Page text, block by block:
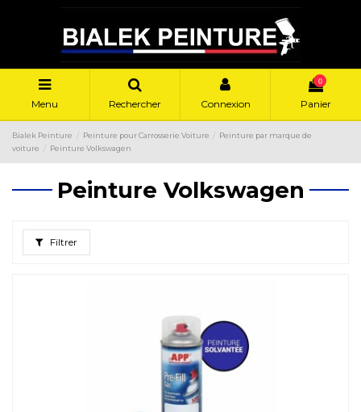
Menu Rechercher Connexion
0
Panier
Bialek Peinture Peinture pour Carrosserie Voiture
Peinture par marque de
voiture
Peinture Volkswagen
Peinture Volkswagen
Filtrer